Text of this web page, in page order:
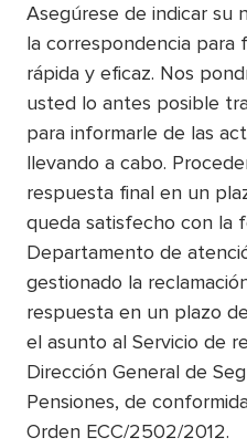
Asegúrese de indicar su
la correspondencia para
rápida y eficaz. Nos
usted lo antes posible
para informarle de las
llevando a cabo.
respuesta final en un
queda satisfecho con la
Departamento de
gestionado la
respuesta en un plazo
el asunto al Servicio de
Dirección General de
Pensiones, de
Orden ECC/2502/2012.